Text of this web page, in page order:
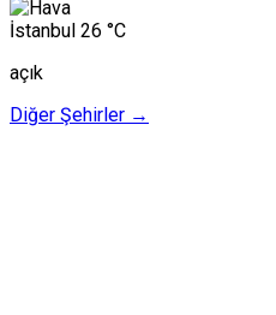
İstanbul 26 °C
açık
Diğer Şehirler →